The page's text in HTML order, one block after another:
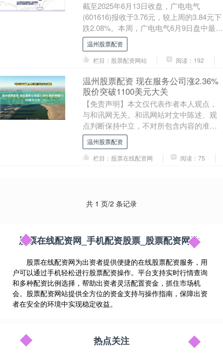
截至2025年6月13日收盘，广电电气
(601616)报收于3.76元，较上周的3.84元下
跌2.08%。本周，广电电气6月9日盘中最高
价报3.87元。6月13....
温州股票配资
栏目：股票配资网站
阅读：192
温州股票配资 现在服务公司涨2.36%
股价突破1100美元大关
【免责声明】本文仅代表作者本人观点，
与和讯网无关。和讯网站对文中陈述、观
点判断保持中立，不对所包含内容的准确
性、可靠性或完整性提供任何明示或暗示
的保证。请读者仅....
温州股票配资
栏目：股票在线配资网
阅读：75
共 1 页/2 条记录
股票在线配资网_手机配资股票_股票配资网站
股票在线配资网为出资者提供便捷的在线股票配资服务，用
户可以通过手机轻松进行股票配资操作。平台支持实时行情查询
和多种配资比例选择，帮助出资者灵活配置资金，抓住市场机
会。股票配资网站提供全方位的资金支持与操作指南，保障出资
者在安全的环境中实现稳定收益。
热点关注